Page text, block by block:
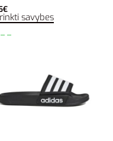
€
savybes